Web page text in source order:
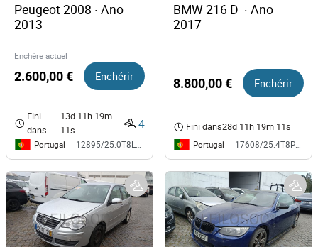
Peugeot 2008 · Ano
2013
Enchère actuel
2.600,00 € Enchérir
Fini
dans
13d 11h 19m
11s
4
Portugal 12895/25.0T8LRS
BMW 216 D  · Ano
2017
8.800,00 € Enchérir
Fini dans28d 11h 19m 11s
Portugal 17608/25.4T8PRT